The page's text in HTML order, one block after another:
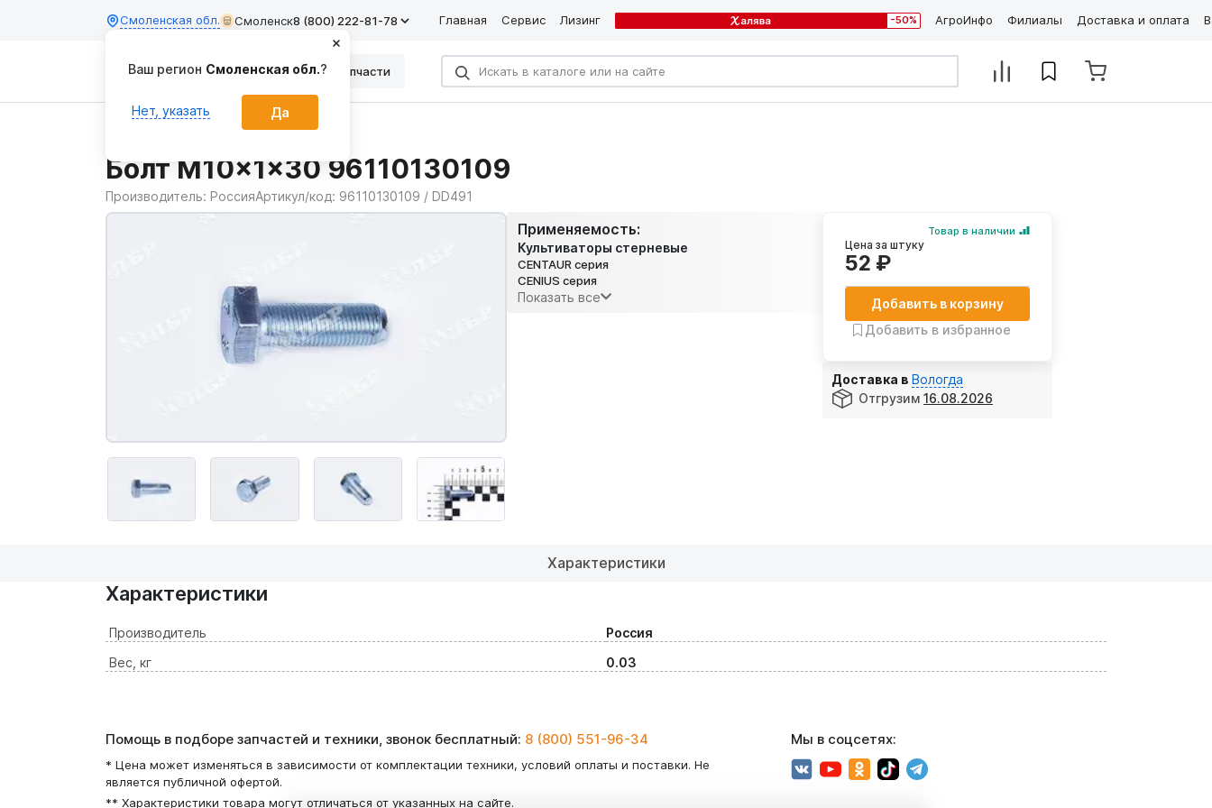
Смоленская обл. Смоленск8 (800) 222-81-78 Главная Сервис Лизинг -50% АгроИнфо Филиалы Доставка и оплата
Каталог Запчасти
Болт M10x1x30 96110130109
Производитель: РоссияАртикул/код: 96110130109 / DD491
Применяемость:
Культиваторы стерневые
CENTAUR серия
CENIUS серия
Показать все
Товар в наличии
Цена за штуку
52 ₽
Добавить в корзину
Добавить в избранное
Доставка в Вологда
Отгрузим 16.08.2026
Характеристики
Характеристики
Производитель
Россия
Вес, кг
0.03
Помощь в подборе запчастей и техники, звонок бесплатный: 8 (800) 551-96-34
* Цена может изменяться в зависимости от комплектации техники, условий оплаты и поставки. Не
является публичной офертой.
** Характеристики товара могут отличаться от указанных на сайте.
Мы в соцсетях:
Ваш регион Смоленская обл.?
Нет, указать Да